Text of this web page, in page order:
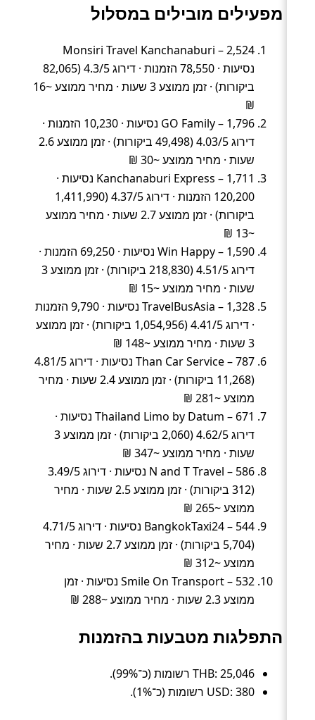
מפעילים מובילים במסלול
Monsiri Travel Kanchanaburi – 2,524
נסיעות · 78,550 הזמנות · דירוג 4.3/5 (82,065
ביקורות) · זמן ממוצע 3 שעות · מחיר ממוצע ~16
₪
GO Family – 1,796 נסיעות · 10,230 הזמנות ·
דירוג 4.03/5 (49,498 ביקורות) · זמן ממוצע 2.6
שעות · מחיר ממוצע ~30 ₪
Kanchanaburi Express – 1,711 נסיעות ·
120,200 הזמנות · דירוג 4.37/5 (1,411,990
ביקורות) · זמן ממוצע 2.7 שעות · מחיר ממוצע
~13 ₪
Win Happy – 1,590 נסיעות · 69,250 הזמנות ·
דירוג 4.51/5 (218,830 ביקורות) · זמן ממוצע 3
שעות · מחיר ממוצע ~15 ₪
TravelBusAsia – 1,328 נסיעות · 9,790 הזמנות
· דירוג 4.41/5 (1,054,956 ביקורות) · זמן ממוצע
3 שעות · מחיר ממוצע ~148 ₪
Than Car Service – 787 נסיעות · דירוג 4.81/5
(11,268 ביקורות) · זמן ממוצע 2.4 שעות · מחיר
ממוצע ~281 ₪
Thailand Limo by Datum – 671 נסיעות ·
דירוג 4.62/5 (2,060 ביקורות) · זמן ממוצע 3
שעות · מחיר ממוצע ~347 ₪
N and T Travel – 586 נסיעות · דירוג 3.49/5
(312 ביקורות) · זמן ממוצע 2.5 שעות · מחיר
ממוצע ~265 ₪
BangkokTaxi24 – 544 נסיעות · דירוג 4.71/5
(5,704 ביקורות) · זמן ממוצע 2.7 שעות · מחיר
ממוצע ~312 ₪
Smile On Transport – 532 נסיעות · זמן
ממוצע 2.3 שעות · מחיר ממוצע ~288 ₪
התפלגות מטבעות בהזמנות
THB: 25,046 רשומות (כ־99%).
USD: 380 רשומות (כ־1%).